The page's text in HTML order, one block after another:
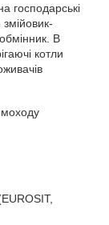
господарські
В
котли